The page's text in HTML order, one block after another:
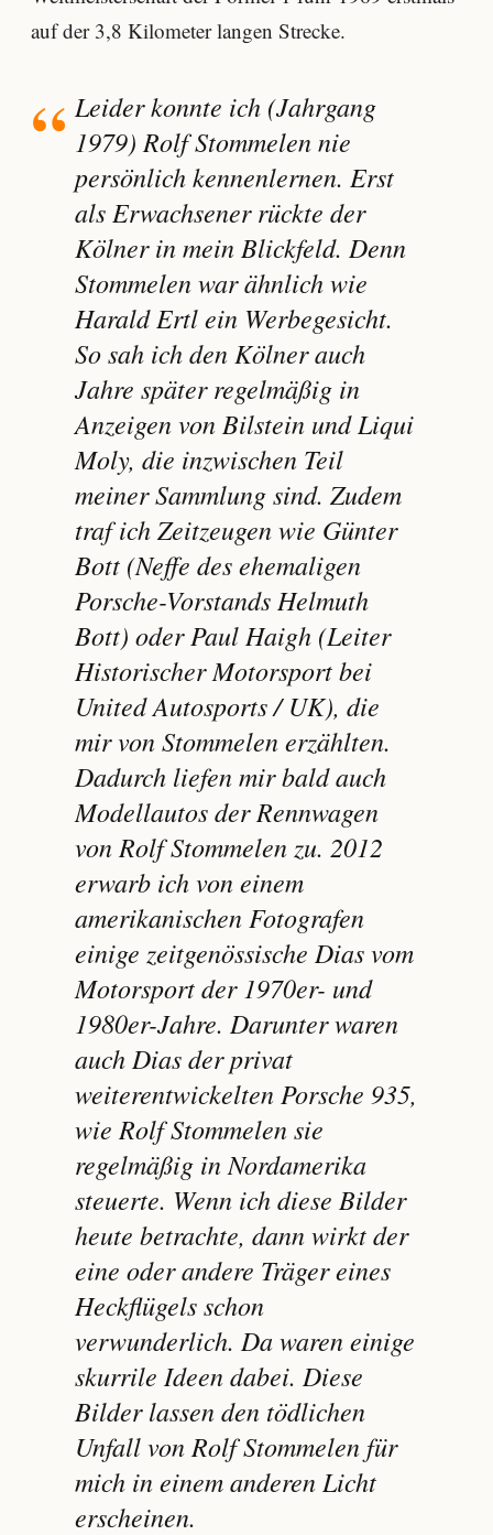
auf der 3,8 Kilometer langen Strecke.
Leider konnte ich (Jahrgang
1979) Rolf Stommelen nie
persönlich kennenlernen. Erst
als Erwachsener rückte der
Kölner in mein Blickfeld. Denn
Stommelen war ähnlich wie
Harald Ertl ein Werbegesicht.
So sah ich den Kölner auch
Jahre später regelmäßig in
Anzeigen von Bilstein und Liqui
Moly, die inzwischen Teil
meiner Sammlung sind. Zudem
traf ich Zeitzeugen wie Günter
Bott (Neffe des ehemaligen
Porsche-Vorstands Helmuth
Bott) oder Paul Haigh (Leiter
Historischer Motorsport bei
United Autosports / UK), die
mir von Stommelen erzählten.
Dadurch liefen mir bald auch
Modellautos der Rennwagen
von Rolf Stommelen zu. 2012
erwarb ich von einem
amerikanischen Fotografen
einige zeitgenössische Dias vom
Motorsport der 1970er- und
1980er-Jahre. Darunter waren
auch Dias der privat
weiterentwickelten Porsche 935,
wie Rolf Stommelen sie
regelmäßig in Nordamerika
steuerte. Wenn ich diese Bilder
heute betrachte, dann wirkt der
eine oder andere Träger eines
Heckflügels schon
verwunderlich. Da waren einige
skurrile Ideen dabei. Diese
Bilder lassen den tödlichen
Unfall von Rolf Stommelen für
mich in einem anderen Licht
erscheinen.